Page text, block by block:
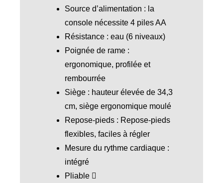
Source d’alimentation : la
console nécessite 4 piles AA
Résistance : eau (6 niveaux)
Poignée de rame :
ergonomique, profilée et
rembourrée
Siège : hauteur élevée de 34,3
cm, siège ergonomique moulé
Repose-pieds : Repose-pieds
flexibles, faciles à régler
Mesure du rythme cardiaque :
intégré
Pliable